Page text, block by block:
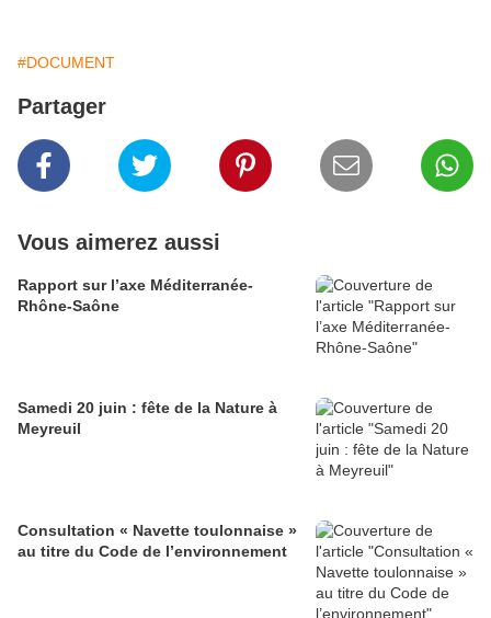
#DOCUMENT
Partager
Vous aimerez aussi
Rapport sur l’axe Méditerranée-
Rhône-Saône
Samedi 20 juin : fête de la Nature à
Meyreuil
Consultation « Navette toulonnaise »
au titre du Code de l’environnement